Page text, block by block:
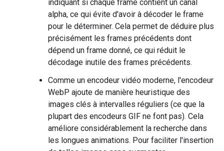
indiquant si chaque frame contient un canal
alpha, ce qui évite d'avoir à décoder le frame
pour le déterminer. Cela permet de déduire plus
précisément les frames précédents dont
dépend un frame donné, ce qui réduit le
décodage inutile des frames précédents.
Comme un encodeur vidéo moderne, l'encodeur
WebP ajoute de manière heuristique des
images clés à intervalles réguliers (ce que la
plupart des encodeurs GIF ne font pas). Cela
améliore considérablement la recherche dans
les longues animations. Pour faciliter l'insertion